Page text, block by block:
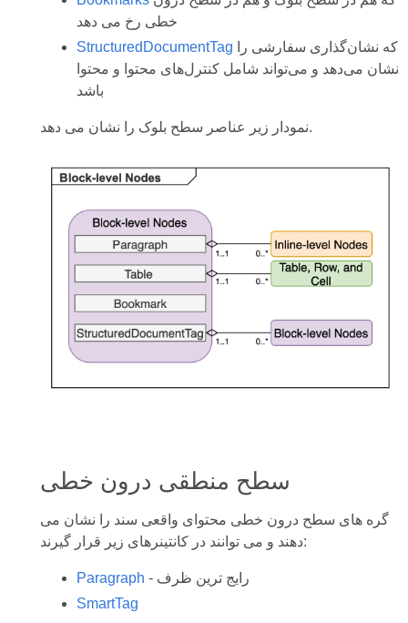
خطی رخ می دهد
StructuredDocumentTag
نشان می‌دهد و می‌تواند شامل کنترل‌های محتوا و محتوا
باشد
نمودار زیر عناصر سطح بلوک را نشان می دهد.
گره های سطح درون خطی محتوای واقعی سند را نشان می
دهند و می توانند در کانتینرهای زیر قرار گیرند:
Paragraph
- رایج ترین ظرف
SmartTag